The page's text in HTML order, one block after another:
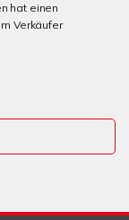
hat einen
Verkäufer